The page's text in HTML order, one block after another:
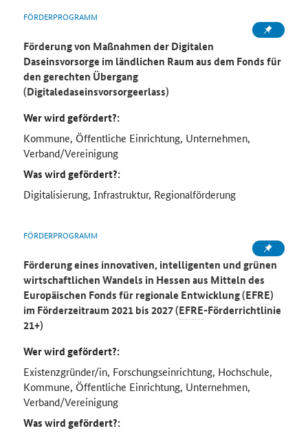
FÖRDERPROGRAMM
Förderung von Maßnahmen der Digitalen
Daseinsvorsorge im ländlichen Raum aus dem Fonds für
den gerechten Übergang
(Digitaledaseinsvorsorgeerlass)
Wer wird gefördert?:
Kommune, Öffentliche Einrichtung, Unternehmen,
Verband/Vereinigung
Was wird gefördert?:
Digitalisierung, Infrastruktur, Regionalförderung
FÖRDERPROGRAMM
Förderung eines innovativen, intelligenten und grünen
wirtschaftlichen Wandels in Hessen aus Mitteln des
Europäischen Fonds für regionale Entwicklung (EFRE)
im Förderzeitraum 2021 bis 2027 (EFRE-Förderrichtlinie
21+)
Wer wird gefördert?:
Existenzgründer/in, Forschungseinrichtung, Hochschule,
Kommune, Öffentliche Einrichtung, Unternehmen,
Verband/Vereinigung
Was wird gefördert?: